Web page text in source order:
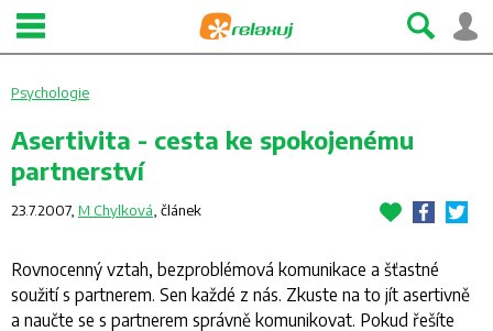
Psychologie
Asertivita - cesta ke spokojenému
partnerství
23.7.2007, M Chylková článek
Rovnocenný vztah, bezproblémová komunikace a šťastné
soužití s partnerem. Sen každé z nás. Zkuste na to jít asertivně
a naučte se s partnerem správně komunikovat. Pokud řešíte